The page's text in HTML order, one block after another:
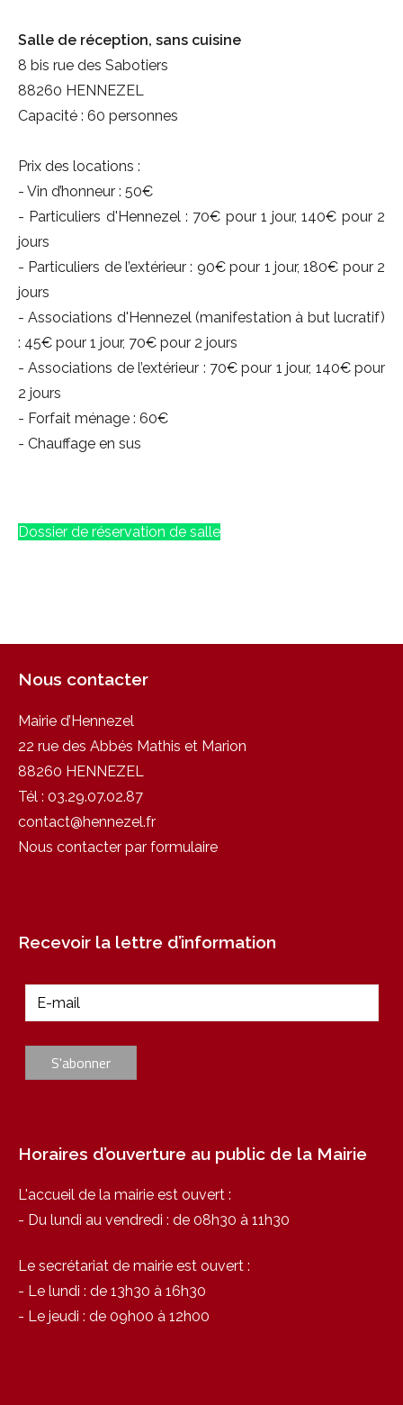
Salle de réception, sans cuisine
8 bis rue des Sabotiers
88260 HENNEZEL
Capacité : 60 personnes
Prix des locations :
- Vin d’honneur : 50€
- Particuliers d'Hennezel : 70€ pour 1 jour, 140€ pour 2
jours
- Particuliers de l’extérieur : 90€ pour 1 jour, 180€ pour 2
jours
- Associations d'Hennezel (manifestation à but lucratif)
: 45€ pour 1 jour, 70€ pour 2 jours
- Associations de l’extérieur : 70€ pour 1 jour, 140€ pour
2 jours
- Forfait ménage : 60€
- Chauffage en sus
Dossier de réservation de salle
Nous contacter
Mairie d’Hennezel
22 rue des Abbés Mathis et Marion
88260 HENNEZEL
Tél : 03.29.07.02.87
contact@hennezel.fr
Nous contacter par formulaire
Recevoir la lettre d’information
Horaires d’ouverture au public de la Mairie
L'accueil de la mairie est ouvert :
- Du lundi au vendredi : de 08h30 à 11h30
Le secrétariat de mairie est ouvert :
- Le lundi : de 13h30 à 16h30
- Le jeudi : de 09h00 à 12h00